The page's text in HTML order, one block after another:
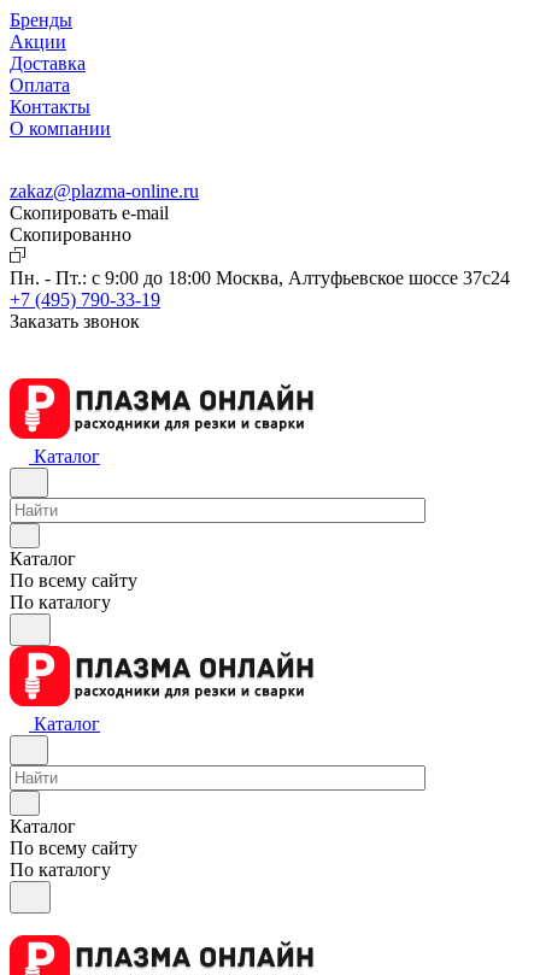
Бренды
Акции
Доставка
Оплата
Контакты
О компании
zakaz@plazma-online.ru
Скопировать e-mail
Cкопированно
Пн. - Пт.: с 9:00 до 18:00 Москва, Алтуфьевское шоссе 37с24
+7 (495) 790-33-19
Заказать звонок
Каталог
Каталог
По всему сайту
По каталогу
Каталог
Каталог
По всему сайту
По каталогу